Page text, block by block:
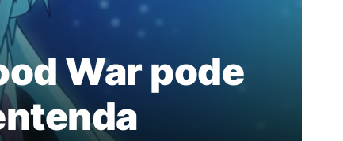
War pode